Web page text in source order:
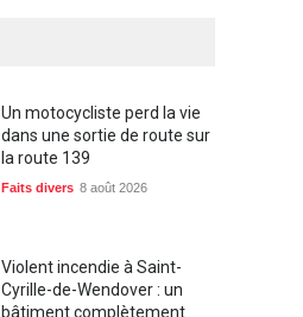
Un motocycliste perd la vie
dans une sortie de route sur
la route 139
Faits divers 8 août 2026
Violent incendie à Saint-
Cyrille-de-Wendover : un
bâtiment complètement